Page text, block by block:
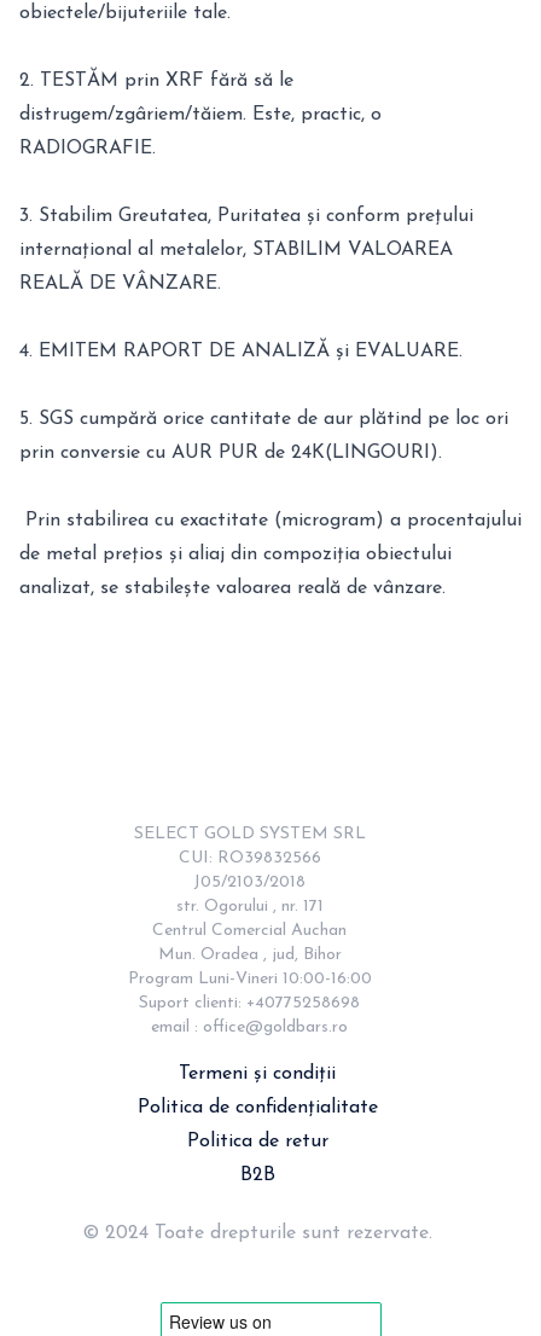
obiectele/bijuteriile tale.
2. TESTĂM prin XRF fără să le
distrugem/zgâriem/tăiem. Este, practic, o
RADIOGRAFIE.
3. Stabilim Greutatea, Puritatea și conform prețului
internațional al metalelor, STABILIM VALOAREA
REALĂ DE VÂNZARE.
4. EMITEM RAPORT DE ANALIZĂ și EVALUARE.
5. SGS cumpără orice cantitate de aur plătind pe loc ori
prin conversie cu AUR PUR de 24K(LINGOURI).
Prin stabilirea cu exactitate (microgram) a procentajului
de metal prețios și aliaj din compoziția obiectului
analizat, se stabilește valoarea reală de vânzare.
SELECT GOLD SYSTEM SRL
CUI: RO39832566
J05/2103/2018
str. Ogorului , nr. 171
Centrul Comercial Auchan
Mun. Oradea , jud, Bihor
Program Luni-Vineri 10:00-16:00
Suport clienti: +40775258698
email : office@goldbars.ro
Termeni și condiții
Politica de confidențialitate
Politica de retur
B2B
© 2024 Toate drepturile sunt rezervate.